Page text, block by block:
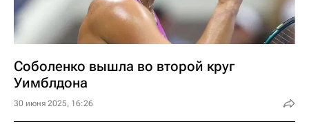
Соболенко вышла во второй круг
Уимблдона
30 июня 2025, 16:26